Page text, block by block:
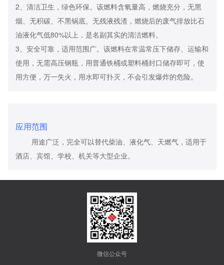
2、清洁卫生，绿色环保。该燃料含氧量高，燃烧充分，无黑
烟、无积碳、不黑锅底、无残液残渣，燃烧后的废气排放比石
油液化气低80%以上，是名副其实的清洁燃料。
3、安全可靠，适用范围广。该燃料在常温常压下储存、运输和
使用，无需高压钢瓶，用普通铁桶或塑料桶封口储存即可，使
用方便，万一失火，用水即可扑灭，不会引发爆炸的危险。
应用范围
用途广泛，完全可以替代柴油、液化气、天燃气，适用于
酒店、宾馆、学校、机关等大型企业。
微信公众号